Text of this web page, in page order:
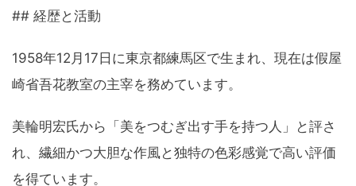
## 経歴と活動
1958年12月17日に東京都練馬区で生まれ、現在は假屋
崎省吾花教室の主宰を務めています。
美輪明宏氏から「美をつむぎ出す手を持つ人」と評さ
れ、繊細かつ大胆な作風と独特の色彩感覚で高い評価
を得ています。